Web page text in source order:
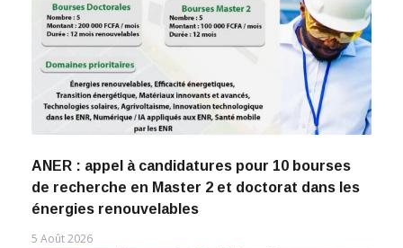
ANER : appel à candidatures pour 10 bourses
de recherche en Master 2 et doctorat dans les
énergies renouvelables
5 Août 2026